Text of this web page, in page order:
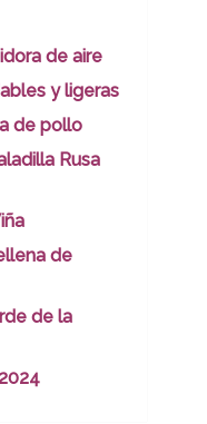
de aire
y ligeras
de pollo
Rusa
de
de la